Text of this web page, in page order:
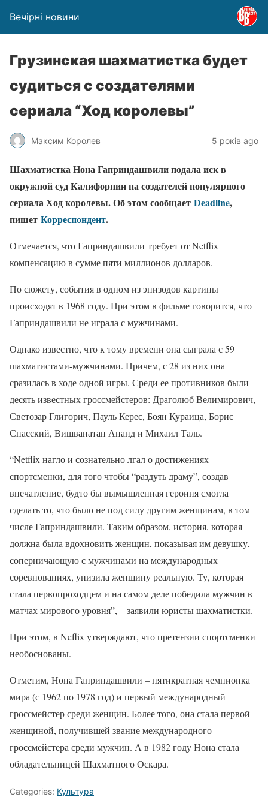
Вечірні новини
Грузинская шахматистка будет
судиться с создателями
сериала “Ход королевы”
Максим Королев 5 років ago
Шахматистка Нона Гаприндашвили подала иск в
окружной суд Калифорнии на создателей популярного
сериала Ход королевы. Об этом сообщает Deadline,
пишет Корреспондент.
Отмечается, что Гаприндашвили требует от Netflix
компенсацию в сумме пяти миллионов долларов.
По сюжету, события в одном из эпизодов картины
происходят в 1968 году. При этом в фильме говорится, что
Гаприндашвили не играла с мужчинами.
Однако известно, что к тому времени она сыграла с 59
шахматистами-мужчинами. Причем, с 28 из них она
сразилась в ходе одной игры. Среди ее противников были
десять известных гроссмейстеров: Драголюб Велимирович,
Светозар Глигорич, Пауль Керес, Боян Кураица, Борис
Спасский, Вишванатан Ананд и Михаил Таль.
“Netflix нагло и сознательно лгал о достижениях
спортсменки, для того чтобы “раздуть драму”, создав
впечатление, будто бы вымышленная героиня смогла
сделать то, что было не под силу другим женщинам, в том
числе Гаприндашвили. Таким образом, история, которая
должна была вдохновить женщин, показывая им девушку,
соперничающую с мужчинами на международных
соревнованиях, унизила женщину реальную. Ту, которая
стала первопроходцем и на самом деле победила мужчин в
матчах мирового уровня”, – заявили юристы шахматистки.
При этом, в Neflix утверждают, что претензии спортсменки
необоснованы.
Отметим, Нона Гаприндашвили – пятикратная чемпионка
мира (с 1962 по 1978 год) и первый международный
гроссмейстер среди женщин. Более того, она стала первой
женщиной, получившей звание международного
гроссмейстера среди мужчин. А в 1982 году Нона стала
обладательницей Шахматного Оскара.
Categories: Культура